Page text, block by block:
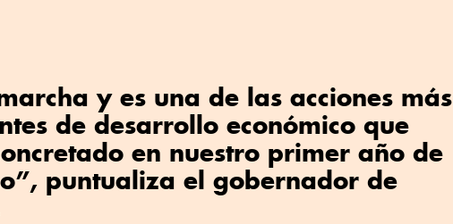
y es una de las acciones más
de desarrollo económico que
en nuestro primer año de
puntualiza el gobernador de